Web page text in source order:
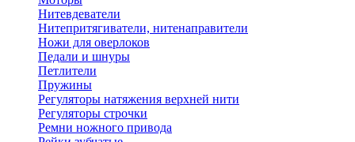
Нитевдеватели
Нитепритягиватели, нитенаправители
Ножи для оверлоков
Педали и шнуры
Петлители
Пружины
Регуляторы натяжения верхней нити
Регуляторы строчки
Ремни ножного привода